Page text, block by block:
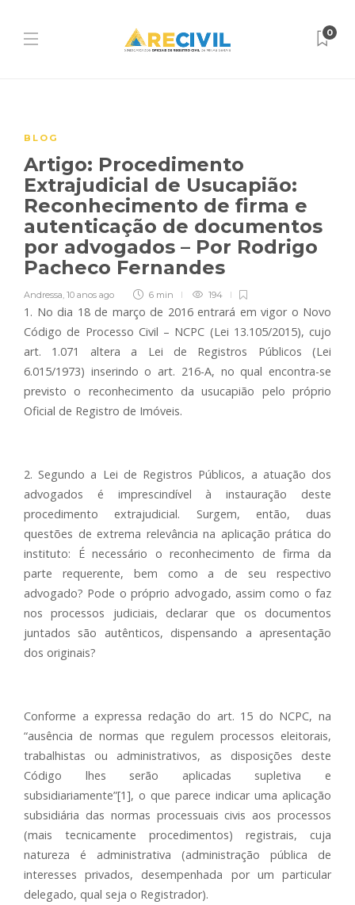
0
BLOG
Artigo: Procedimento
Extrajudicial de Usucapião:
Reconhecimento de firma e
autenticação de documentos
por advogados – Por Rodrigo
Pacheco Fernandes
Andressa, 10 anos ago 6 min 194
1. No dia 18 de março de 2016 entrará em vigor o Novo
Código de Processo Civil – NCPC (Lei 13.105/2015), cujo
art. 1.071 altera a Lei de Registros Públicos (Lei
6.015/1973) inserindo o art. 216-A, no qual encontra-se
previsto o reconhecimento da usucapião pelo próprio
Oficial de Registro de Imóveis.
2. Segundo a Lei de Registros Públicos, a atuação dos
advogados é imprescindível à instauração deste
procedimento extrajudicial. Surgem, então, duas
questões de extrema relevância na aplicação prática do
instituto: É necessário o reconhecimento de firma da
parte requerente, bem como a de seu respectivo
advogado? Pode o próprio advogado, assim como o faz
nos processos judiciais, declarar que os documentos
juntados são autênticos, dispensando a apresentação
dos originais?
Conforme a expressa redação do art. 15 do NCPC, na
“ausência de normas que regulem processos eleitorais,
trabalhistas ou administrativos, as disposições deste
Código lhes serão aplicadas supletiva e
subsidiariamente”[1], o que parece indicar uma aplicação
subsidiária das normas processuais civis aos processos
(mais tecnicamente procedimentos) registrais, cuja
natureza é administrativa (administração pública de
interesses privados, desempenhada por um particular
delegado, qual seja o Registrador).